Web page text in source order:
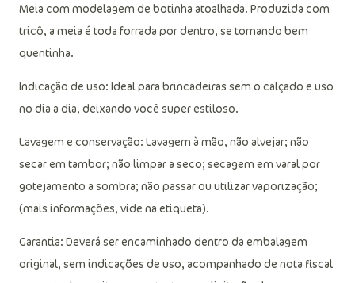
Meia com modelagem de botinha atoalhada. Produzida com
tricô, a meia é toda forrada por dentro, se tornando bem
quentinha.
Indicação de uso: Ideal para brincadeiras sem o calçado e uso
no dia a dia, deixando você super estiloso.
Lavagem e conservação: Lavagem à mão, não alvejar; não
secar em tambor; não limpar a seco; secagem em varal por
gotejamento a sombra; não passar ou utilizar vaporização;
(mais informações, vide na etiqueta).
Garantia: Deverá ser encaminhado dentro da embalagem
original, sem indicações de uso, acompanhado de nota fiscal